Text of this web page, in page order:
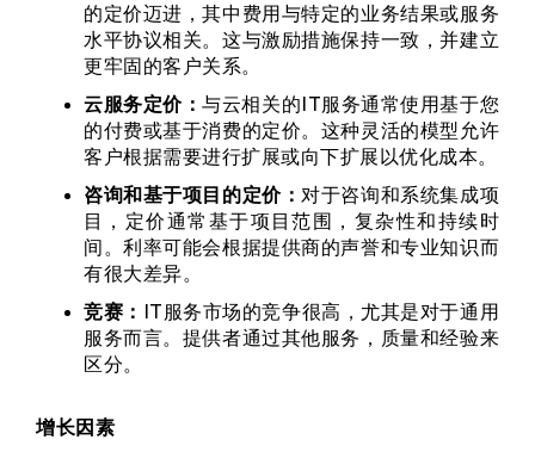
的定价迈进，其中费用与特定的业务结果或服务
水平协议相关。这与激励措施保持一致，并建立
更牢固的客户关系。
云服务定价：与云相关的IT服务通常使用基于您
的付费或基于消费的定价。这种灵活的模型允许
客户根据需要进行扩展或向下扩展以优化成本。
咨询和基于项目的定价：对于咨询和系统集成项
目，定价通常基于项目范围，复杂性和持续时
间。利率可能会根据提供商的声誉和专业知识而
有很大差异。
竞赛： IT服务市场的竞争很高，尤其是对于通用
服务而言。提供者通过其他服务，质量和经验来
区分。
增长因素